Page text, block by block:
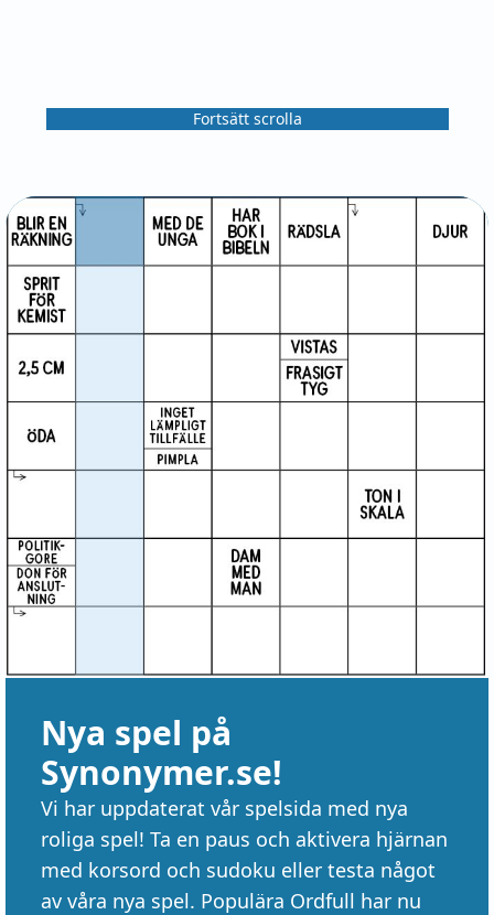
Fortsätt scrolla
Nya spel på
Synonymer.se!
Vi har uppdaterat vår spelsida med nya
roliga spel! Ta en paus och aktivera hjärnan
med korsord och sudoku eller testa något
av våra nya spel. Populära Ordfull har nu